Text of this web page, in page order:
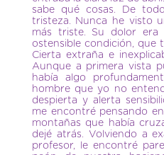
sabe qué cosas. De
tristeza. Nunca he visto
más triste. Su dolor
ostensible condición, que
Cierta extraña e
Aunque a primera vista
había algo
hombre que yo no
despierta y alerta
me encontré pensando
montañas que había
dejé atrás. Volviendo a
profesor, le encontré